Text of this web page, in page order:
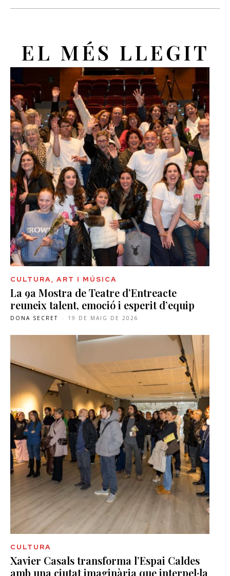
EL MÉS LLEGIT
CULTURA, ART I MÚSICA
La 9a Mostra de Teatre d’Entreacte
reuneix talent, emoció i esperit d’equip
DONA SECRET - 19 DE MAIG DE 2026
CULTURA
Xavier Casals transforma l’Espai Caldes
amb una ciutat imaginària que interpel·la